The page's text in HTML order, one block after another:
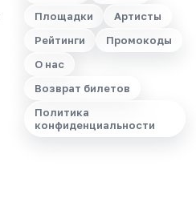
Площадки
Артисты
Рейтинги
Промокоды
О нас
Возврат билетов
Политика
конфиденциальности